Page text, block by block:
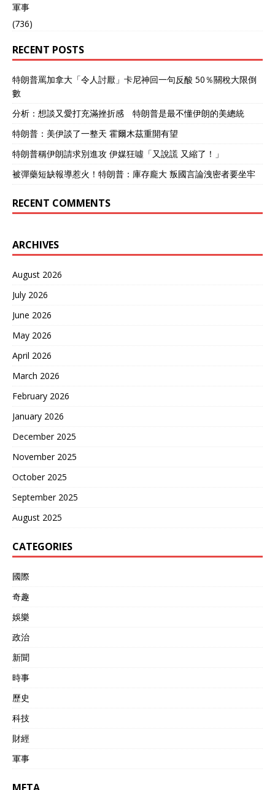
軍事
(736)
RECENT POSTS
特朗普罵加拿大「令人討厭」卡尼神回一句反酸 50％關稅大限倒
數
分析：想談又愛打充滿挫折感 特朗普是最不懂伊朗的美總統
特朗普：美伊談了一整天 霍爾木茲重開有望
特朗普稱伊朗請求別進攻 伊媒狂噓「又說謊 又縮了！」
被彈藥短缺報導惹火！特朗普：庫存龐大 叛國言論洩密者要坐牢
RECENT COMMENTS
ARCHIVES
August 2026
July 2026
June 2026
May 2026
April 2026
March 2026
February 2026
January 2026
December 2025
November 2025
October 2025
September 2025
August 2025
CATEGORIES
國際
奇趣
娛樂
政治
新聞
時事
歷史
科技
財經
軍事